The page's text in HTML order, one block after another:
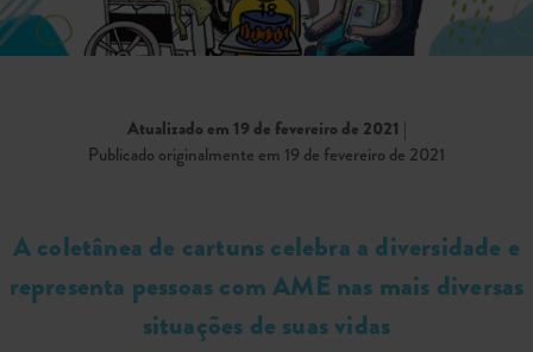
Atualizado em 19 de fevereiro de 2021 |
Publicado originalmente em 19 de fevereiro de 2021
A coletânea de cartuns celebra a diversidade e
representa pessoas com AME nas mais diversas
situações de suas vidas